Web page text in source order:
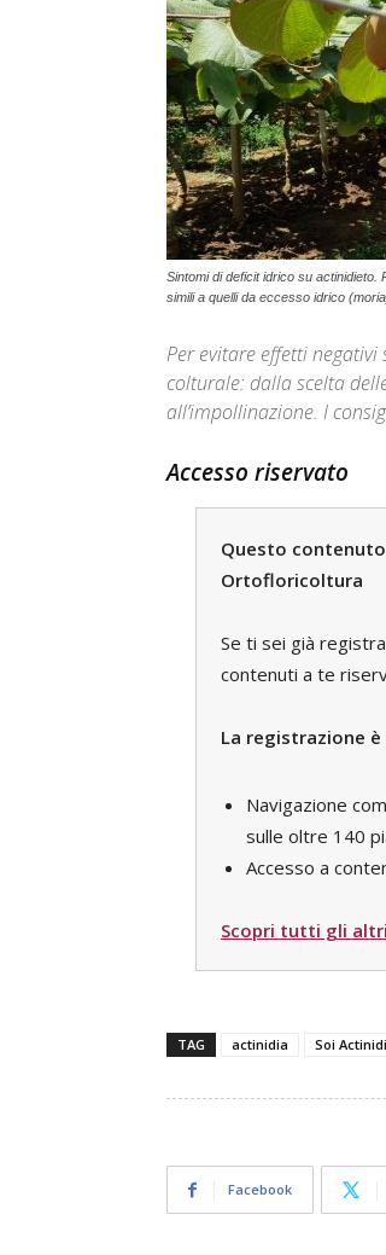
Sintomi di deficit idrico su
simili a quelli da eccesso idrico
Per evitare effetti
colturale: dalla scelta
all’impollinazione. I
Accesso riservato
Questo
Ortofloricoltura
Se ti sei già
contenuti a te
La registrazione
Navigazione
sulle oltre 140
Accesso a
Scopri tutti gli
TAG actinidia Soi
Facebook